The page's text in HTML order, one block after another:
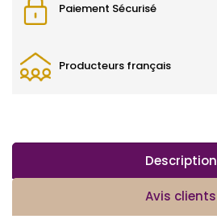
Paiement Sécurisé
Producteurs français
Description
Avis clients